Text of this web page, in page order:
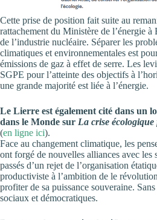
Cette prise de position fait suite au
rattachement du Ministère de l’énergie
de l’industrie nucléaire. Séparer les
climatiques et environnementales est
émissions de gaz à effet de serre. Les
SGPE pour l’atteinte des objectifs à
une grande majorité est liée à l’énergie.
Le Lierre est également cité dans un
dans le Monde sur La crise
(en ligne ici).
Face au changement climatique, les
ont forgé de nouvelles alliances avec les
passés d’un rejet de l’organisation
productiviste à l’ambition de le
profiter de sa puissance souveraine.
sociaux et démocratiques.